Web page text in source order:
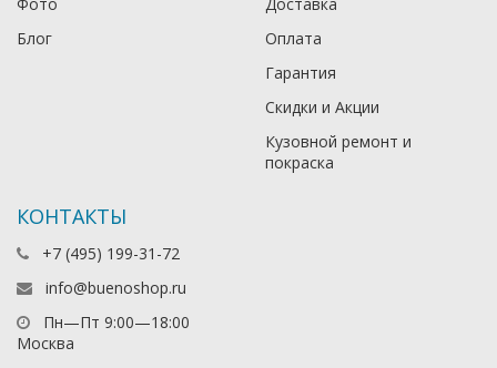
Блог
Оплата
Гарантия
Скидки и Акции
Кузовной ремонт и
покраска
КОНТАКТЫ
+7 (495) 199-31-72
info@buenoshop.ru
Пн—Пт 9:00—18:00
Москва